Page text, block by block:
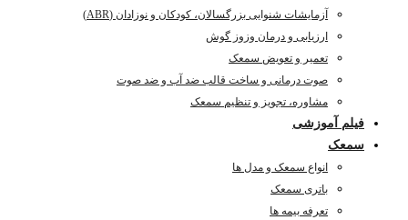
آزمایشات شنوایی بزرگسالان، کودکان و نوزادان (ABR)
ارزیابی و درمان وزوز گوش
تعمیر و تعویض سمعک
صوت درمانی و ساخت قالب ضد آب و ضد صوت
مشاوره، تجویز و تنظیم سمعک
فیلم آموزشی
سمعک
انواع سمعک و مدل ها
باتری سمعک
تعرفه بیمه ها